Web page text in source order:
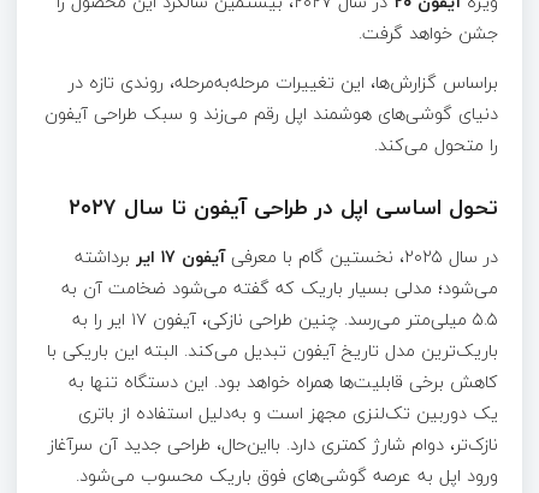
جشن خواهد گرفت.
براساس گزارش‌ها، این تغییرات مرحله‌به‌مرحله، روندی تازه در
دنیای گوشی‌های هوشمند اپل رقم می‌زند و سبک طراحی آیفون
را متحول می‌کند.
تحول اساسی اپل در طراحی آیفون تا سال ۲۰۲۷
در سال ۲۰۲۵، نخستین گام با معرفی آیفون ۱۷ ایر
برداشته
می‌شود؛ مدلی بسیار باریک که گفته می‌شود ضخامت آن به
۵.۵ میلی‌متر می‌رسد. چنین طراحی نازکی، آیفون ۱۷ ایر را به
باریک‌ترین مدل تاریخ آیفون تبدیل می‌کند. البته این باریکی با
کاهش برخی قابلیت‌ها همراه خواهد بود. این دستگاه تنها به
یک دوربین تک‌لنزی مجهز است و به‌دلیل استفاده از باتری
نازک‌تر، دوام شارژ کمتری دارد. بااین‌حال، طراحی جدید آن سرآغاز
ورود اپل به عرصه گوشی‌های فوق باریک محسوب می‌شود.